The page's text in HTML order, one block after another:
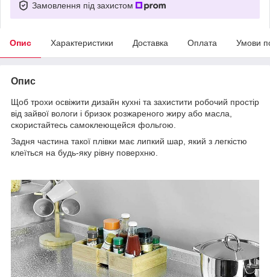
Замовлення під захистом
Опис Характеристики Доставка Оплата Умови
Опис
Щоб трохи освіжити дизайн кухні та захистити робочий простір
від зайвої вологи і бризок розжареного жиру або масла,
скористайтесь самоклеющейся фольгою.
Задня частина такої плівки має липкий шар, який з легкістю
клеїться на будь-яку рівну поверхню.